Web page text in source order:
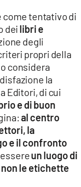
come tentativo di
dei libri e
degli
propri della
considera
la
Editori, di cui
e di buon
al centro
la
e il confronto
essereun luogo di
le etichette